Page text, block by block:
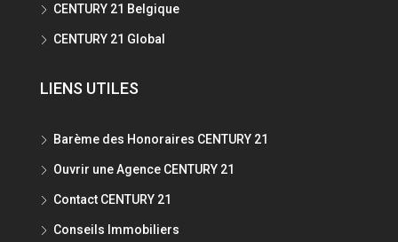
CENTURY 21 Belgique
CENTURY 21 Global
LIENS UTILES
Barème des Honoraires CENTURY 21
Ouvrir une Agence CENTURY 21
Contact CENTURY 21
Conseils Immobiliers